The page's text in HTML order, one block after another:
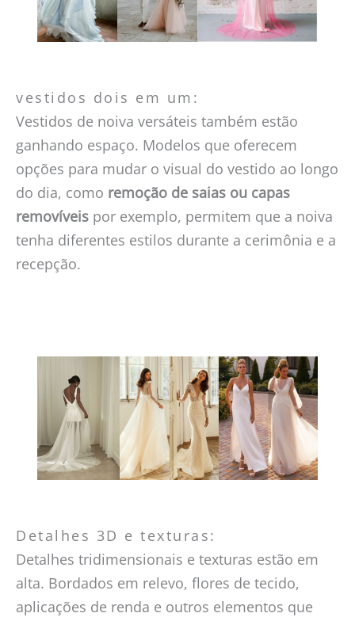
vestidos dois em um:
Vestidos de noiva versáteis também estão
ganhando espaço. Modelos que oferecem
opções para mudar o visual do vestido ao longo
do dia, como remoção de saias ou capas
removíveis por exemplo, permitem que a noiva
tenha diferentes estilos durante a cerimônia e a
recepção.
Detalhes 3D e texturas:
Detalhes tridimensionais e texturas estão em
alta. Bordados em relevo, flores de tecido,
aplicações de renda e outros elementos que